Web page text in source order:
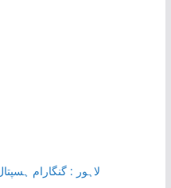
لاہور : گنگارام